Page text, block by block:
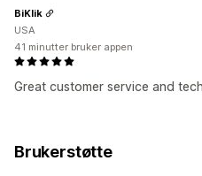
Great customer service and
BiKlik
USA
41 minutter bruker appen
Brukerstøtte